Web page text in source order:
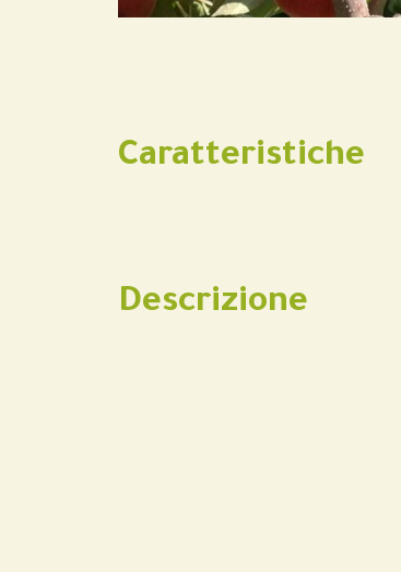
Caratteristiche
Descrizione